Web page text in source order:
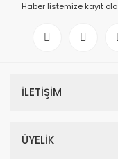
Haber listemize kayıt
İLETİŞİM
ÜYELİK